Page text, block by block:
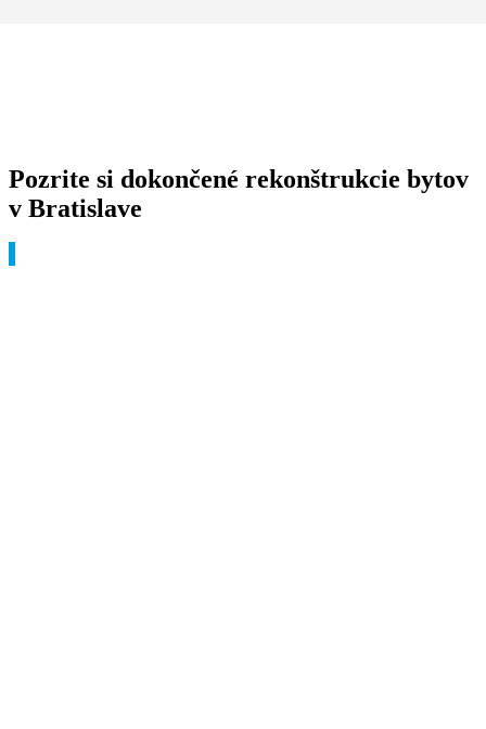
Pozrite si dokončené rekonštrukcie bytov
v Bratislave